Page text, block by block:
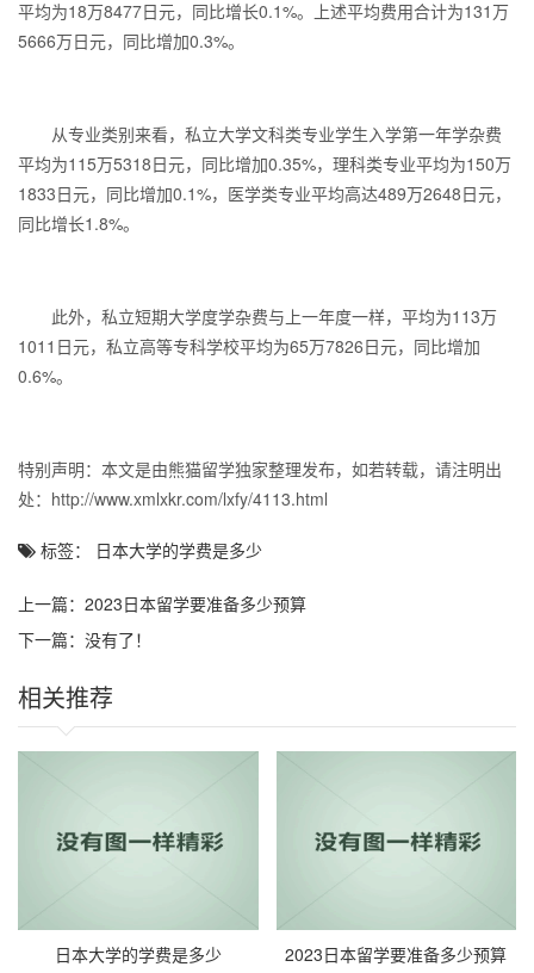
平均为18万8477日元，同比增长0.1%。上述平均费用合计为131万
5666万日元，同比增加0.3%。
从专业类别来看，私立大学文科类专业学生入学第一年学杂费
平均为115万5318日元，同比增加0.35%，理科类专业平均为150万
1833日元，同比增加0.1%，医学类专业平均高达489万2648日元，
同比增长1.8%。
此外，私立短期大学度学杂费与上一年度一样，平均为113万
1011日元，私立高等专科学校平均为65万7826日元，同比增加
0.6%。
特别声明：本文是由熊猫留学独家整理发布，如若转载，请注明出
处：http://www.xmlxkr.com/lxfy/4113.html
标签： 日本大学的学费是多少
上一篇： 2023日本留学要准备多少预算
下一篇：没有了！
相关推荐
日本大学的学费是多少 2023日本留学要准备多少预算